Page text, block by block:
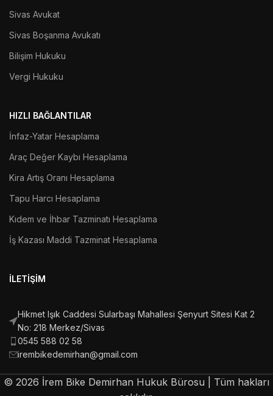
Sivas Avukat
Sivas Boşanma Avukatı
Bilişim Hukuku
Vergi Hukuku
HIZLI BAĞLANTILAR
İnfaz-Yatar Hesaplama
Araç Değer Kaybı Hesaplama
Kira Artış Oranı Hesaplama
Tapu Harcı Hesaplama
Kıdem ve İhbar Tazminatı Hesaplama
İş Kazası Maddi Tazminat Hesaplama
İLETIŞIM
Hikmet Işık Caddesi Sularbaşı Mahallesi Şenyurt Sitesi Kat 2
No: 218 Merkez/Sivas
0545 588 02 58
irembikedemirhan@gmail.com
© 2026 İrem Bike Demirhan Hukuk Bürosu | Tüm hakları